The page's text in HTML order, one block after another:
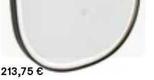
213,75 €